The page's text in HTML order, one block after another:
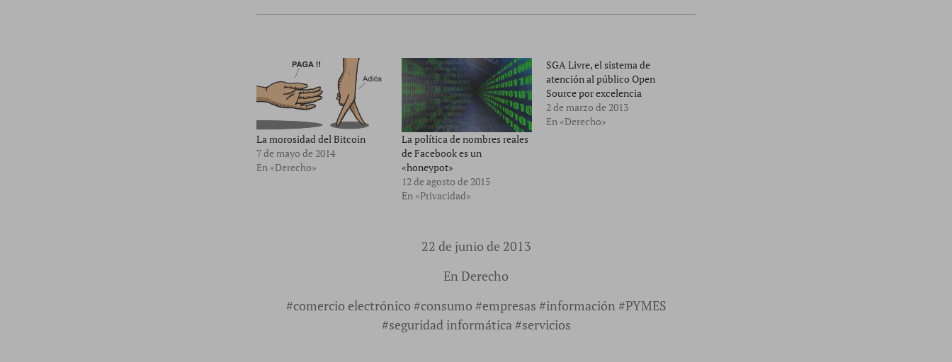
La morosidad del Bitcoin
7 de mayo de 2014
En «Derecho»
La política de nombres reales
de Facebook es un
«honeypot»
12 de agosto de 2015
En «Privacidad»
SGA Livre, el sistema de
atención al público Open
Source por excelencia
2 de marzo de 2013
En «Derecho»
22 de junio de 2013
En Derecho
#comercio electrónico #consumo #empresas #información #PYMES
#seguridad informática#servicios